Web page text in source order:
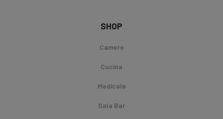
SHOP
Camere
Cucina
Medicale
Sala Bar